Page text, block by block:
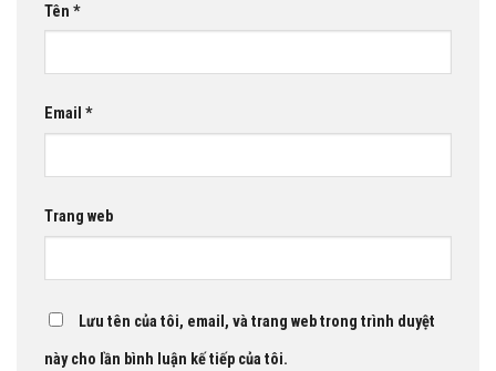
Tên *
Email *
Trang web
Lưu tên của tôi, email, và trang web trong trình duyệt
này cho lần bình luận kế tiếp của tôi.